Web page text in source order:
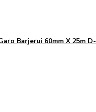
Barjerui 60mm X 25m D-